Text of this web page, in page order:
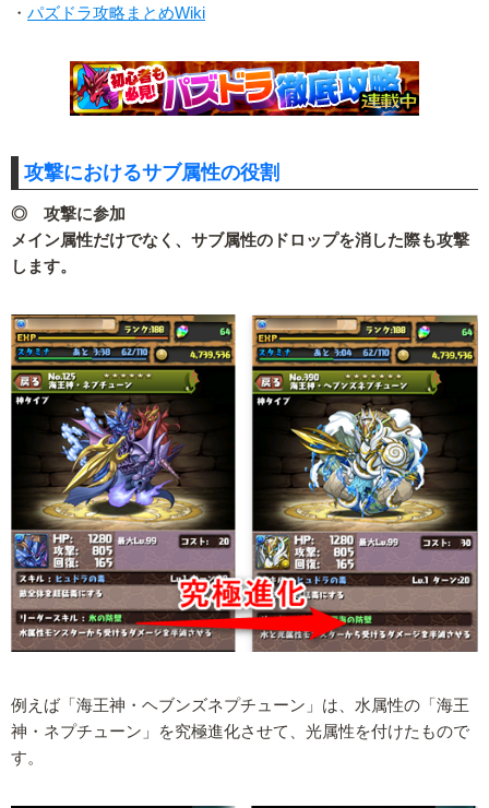
・ パズドラ攻略まとめWiki
攻撃におけるサブ属性の役割
◎ 攻撃に参加
メイン属性だけでなく、サブ属性のドロップを消した際も攻撃
します。
例えば「海王神・ヘブンズネプチューン」は、水属性の「海王
神・ネプチューン」を究極進化させて、光属性を付けたもので
す。